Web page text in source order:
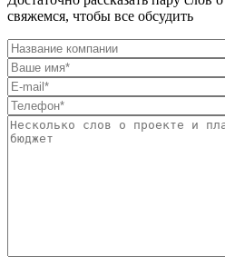
свяжемся, чтобы все обсудить